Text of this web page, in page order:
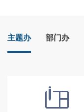
主题办 部门办